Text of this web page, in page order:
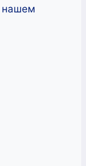
нашем